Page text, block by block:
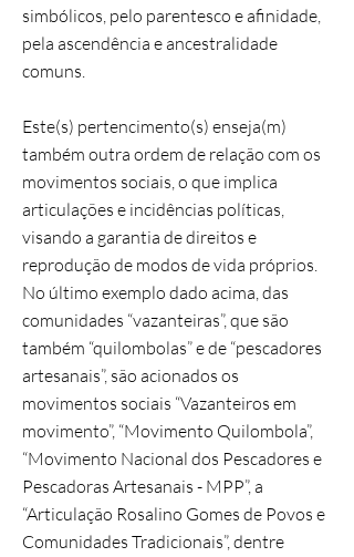
simbólicos, pelo parentesco e afinidade,
pela ascendência e ancestralidade
comuns.
Este(s) pertencimento(s) enseja(m)
também outra ordem de relação com os
movimentos sociais, o que implica
articulações e incidências políticas,
visando a garantia de direitos e
reprodução de modos de vida próprios.
No último exemplo dado acima, das
comunidades “vazanteiras”, que são
também “quilombolas” e de “pescadores
artesanais”, são acionados os
movimentos sociais “Vazanteiros em
movimento”, “Movimento Quilombola”,
“Movimento Nacional dos Pescadores e
Pescadoras Artesanais - MPP”, a
“Articulação Rosalino Gomes de Povos e
Comunidades Tradicionais”, dentre